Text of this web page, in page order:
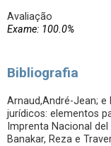
Avaliação
Exame: 100.0%
Bibliografia
Arnaud,André-Jean; e
jurídicos: elementos
Imprenta Nacional
Banakar, Reza e